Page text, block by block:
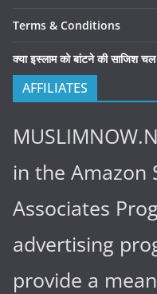
Terms & Conditions
क्या इस्लाम को बांटने की साजिश चल
AFFILIATES
in the Amazon
Associates
advertising
provide a